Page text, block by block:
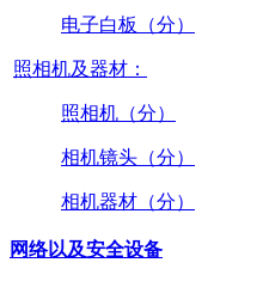
电子白板（分）
照相机及器材：
照相机（分）
相机镜头（分）
相机器材（分）
网络以及安全设备